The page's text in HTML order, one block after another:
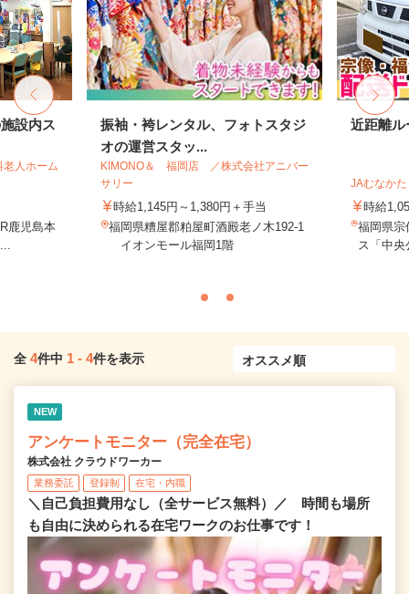
設内ス
人ホーム
鹿児島本
振袖・袴レンタル、フォトスタジ
オの運営スタッ...
KIMONO＆ 福岡店 ／株式会社アニバー
サリー
時給1,145円～1,380円＋手当
福岡県糟屋郡粕屋町酒殿老ノ木192-1
イオンモール福岡1階
近距離ル
JAむなか
時給
福岡県宗
ス「中
全 4件中 1 - 4件を表示
NEW
アンケートモニター（完全在宅）
株式会社 クラウドワーカー
業務委託 登録制 在宅・内職
＼自己負担費用なし（全サービス無料）／ 時間も場所
も自由に決められる在宅ワークのお仕事です！